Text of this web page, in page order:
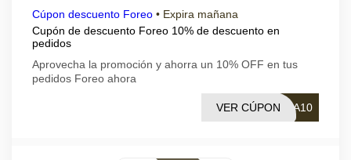
Cúpon descuento Foreo • Expira mañana
Cupón de descuento Foreo 10% de descuento en
pedidos
Aprovecha la promoción y ahorra un 10% OFF en tus
pedidos Foreo ahora
NA10
VER CÚPON